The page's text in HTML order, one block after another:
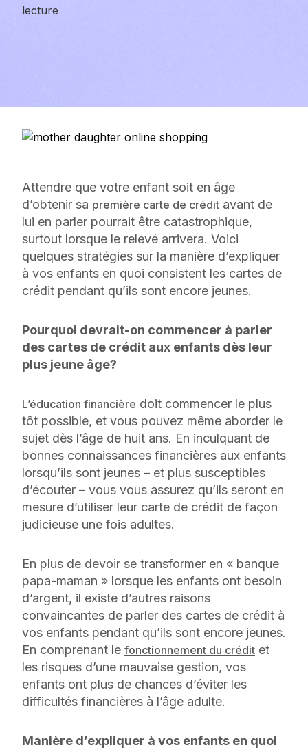
lecture
Attendre que votre enfant soit en âge
d’obtenir sa première carte de crédit avant de
lui en parler pourrait être catastrophique,
surtout lorsque le relevé arrivera. Voici
quelques stratégies sur la manière d’expliquer
à vos enfants en quoi consistent les cartes de
crédit pendant qu’ils sont encore jeunes.
Pourquoi devrait-on commencer à parler
des cartes de crédit aux enfants dès leur
plus jeune âge?
L’éducation financière doit commencer le plus
tôt possible, et vous pouvez même aborder le
sujet dès l’âge de huit ans. En inculquant de
bonnes connaissances financières aux enfants
lorsqu’ils sont jeunes – et plus susceptibles
d’écouter – vous vous assurez qu’ils seront en
mesure d’utiliser leur carte de crédit de façon
judicieuse une fois adultes.
En plus de devoir se transformer en « banque
papa-maman » lorsque les enfants ont besoin
d’argent, il existe d’autres raisons
convaincantes de parler des cartes de crédit à
vos enfants pendant qu’ils sont encore jeunes.
En comprenant le fonctionnement du crédit et
les risques d’une mauvaise gestion, vos
enfants ont plus de chances d’éviter les
difficultés financières à l’âge adulte.
Manière d’expliquer à vos enfants en quoi